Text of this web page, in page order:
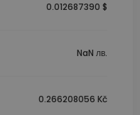
0.012687390 $
NaN лв.
0.266208056 Kč